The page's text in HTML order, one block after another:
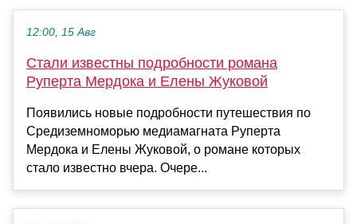
12:00, 15 Авг
Стали известны подробности романа
Руперта Мердока и Елены Жуковой
Появились новые подробности путешествия по
Средиземноморью медиамагната Руперта
Мердока и Елены Жуковой, о романе которых
стало известно вчера. Очере...